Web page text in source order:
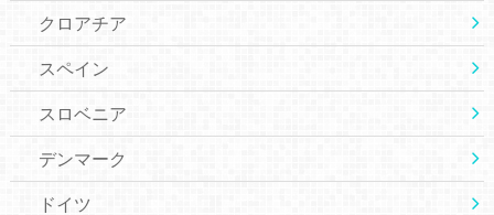
クロアチア
スペイン
スロベニア
デンマーク
ドイツ